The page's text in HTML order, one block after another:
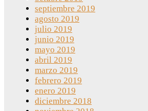
septiembre 2019
agosto 2019
julio 2019
junio 2019
mayo 2019
abril 2019
marzo 2019
febrero 2019
enero 2019
diciembre 2018